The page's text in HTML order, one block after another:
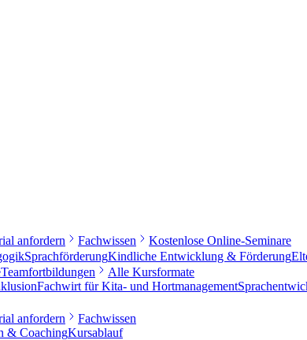
anfordern Fachwissen
Kostenlose Online-Seminare
SprachförderungKindliche Entwicklung & Förderung
Teamfortbildungen
Alle Kursformate
Fachwirt für Kita- und Hortmanagement
anfordern
Fachwissen
& CoachingKursablauf